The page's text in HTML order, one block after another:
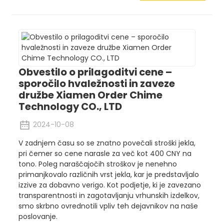
Obvestilo o prilagoditvi cene –
sporočilo hvaležnosti in zaveze
družbe Xiamen Order Chime
Technology CO., LTD
2024-10-08
V zadnjem času so se znatno povečali stroški jekla,
pri čemer so cene narasle za več kot 400 CNY na
tono. Poleg naraščajočih stroškov je nenehno
primanjkovalo različnih vrst jekla, kar je predstavljalo
izzive za dobavno verigo. Kot podjetje, ki je zavezano
transparentnosti in zagotavljanju vrhunskih izdelkov,
smo skrbno ovrednotili vpliv teh dejavnikov na naše
poslovanje.